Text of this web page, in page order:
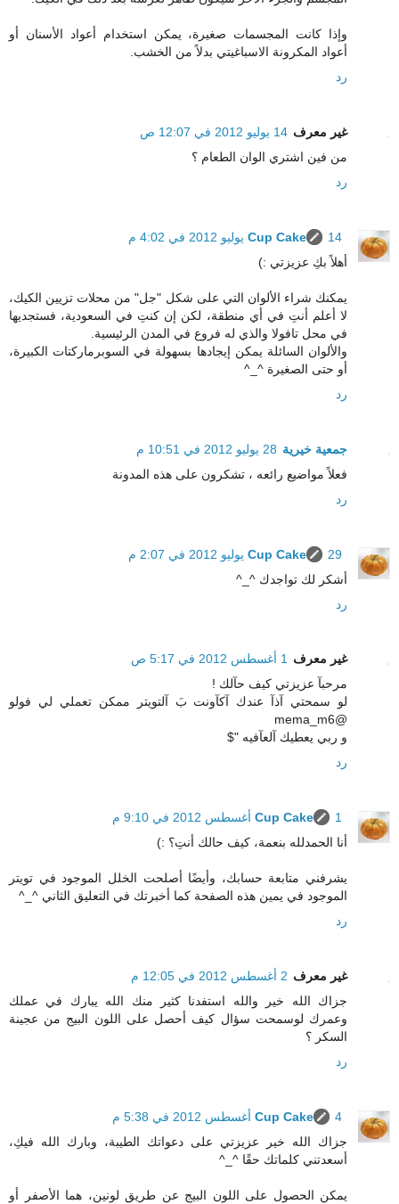
وإذا كانت المجسمات صغيرة، يمكن استخدام أعواد الأسنان أو
أعواد المكرونة الاسباغيتي بدلاً من الخشب.
رد
غير معرف 14 يوليو 2012 في 12:07 ص
من فين اشتري الوان الطعام ؟
رد
Cup Cake
14 يوليو 2012 في 4:02 م
أهلاً بكِ عزيزتي :)
يمكنك شراء الألوان التي على شكل "جل" من محلات تزيين الكيك،
لا أعلم أنتِ في أي منطقة، لكن إن كنتِ في السعودية، فستجديها
في محل تافولا والذي له فروع في المدن الرئيسية.
والألوان السائلة يمكن إيجادها بسهولة في السوبرماركتات الكبيرة،
أو حتى الصغيرة ^_^
رد
جمعية خيرية 28 يوليو 2012 في 10:51 م
فعلاً مواضيع رائعه ، تشكرون على هذه المدونة
رد
Cup Cake
29 يوليو 2012 في 2:07 م
أشكر لك تواجدك ^_^
رد
غير معرف 1 أغسطس 2012 في 5:17 ص
مرحبآ عزيزتي كيف حآلك !
لو سمحتي آذآ عندك آكآونت بَ آلتويتر ممكن تعملي لي فولو
@mema_m6
و ربي يعطيك آلعآفيه "$
رد
Cup Cake
1 أغسطس 2012 في 9:10 م
أنا الحمدلله بنعمة، كيف حالك أنتِ؟ :)
يشرفني متابعة حسابك، وأيضًا أصلحت الخلل الموجود في تويتر
الموجود في يمين هذه الصفحة كما أخبرتك في التعليق الثاني ^_^
رد
غير معرف 2 أغسطس 2012 في 12:05 م
جزاك الله خير والله استفدنا كثير منك الله يبارك في عملك
وعمرك لوسمحت سؤال كيف أحصل على اللون البيج من عجينة
السكر ؟
رد
Cup Cake
4 أغسطس 2012 في 5:38 م
جزاك الله خير عزيزتي على دعواتك الطيبة، وبارك الله فيكِ،
أسعدتني كلماتك حقًا ^_^
يمكن الحصول على اللون البيج عن طريق لونين، هما الأصفر أو